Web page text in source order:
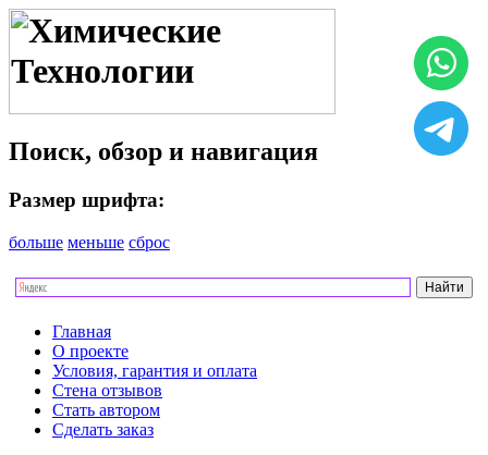
Поиск, обзор и навигация
Размер шрифта:
больше меньше сброс
Главная
О проекте
Условия, гарантия и оплата
Стена отзывов
Стать автором
Сделать заказ